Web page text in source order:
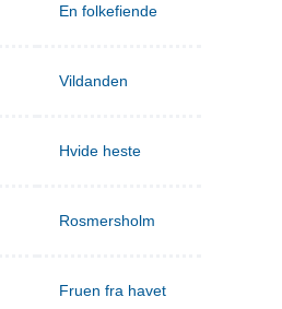
En folkefiende
Vildanden
Hvide heste
Rosmersholm
Fruen fra havet